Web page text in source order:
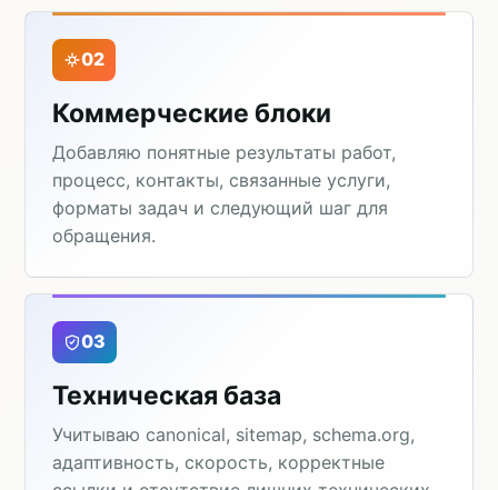
02
Коммерческие блоки
Добавляю понятные результаты работ,
процесс, контакты, связанные услуги,
форматы задач и следующий шаг для
обращения.
03
Техническая база
Учитываю canonical, sitemap, schema.org,
адаптивность, скорость, корректные